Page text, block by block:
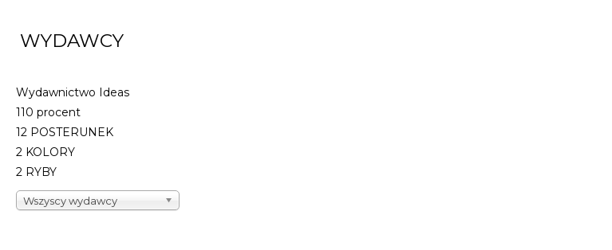
WYDAWCY
Wydawnictwo Ideas
110 procent
12 POSTERUNEK
2 KOLORY
2 RYBY
Wszyscy wydawcy